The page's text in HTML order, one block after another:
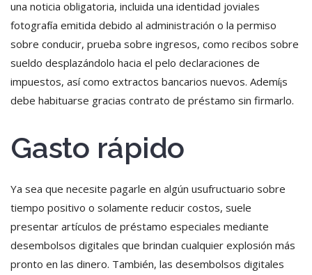
una noticia obligatoria, incluida una identidad joviales
fotografía emitida debido al administración o la permiso
sobre conducir, prueba sobre ingresos, como recibos sobre
sueldo desplazándolo hacia el pelo declaraciones de
impuestos, así­ como extractos bancarios nuevos. Ademí¡s
debe habituarse gracias contrato de préstamo sin firmarlo.
Gasto rápido
Ya sea que necesite pagarle en algún usufructuario sobre
tiempo positivo o solamente reducir costos, suele
presentar artículos de préstamo especiales mediante
desembolsos digitales que brindan cualquier explosión más
pronto en las dinero. También, las desembolsos digitales